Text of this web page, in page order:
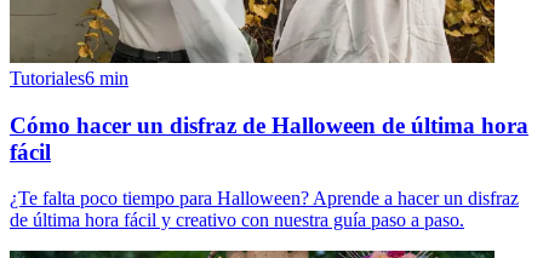
Tutoriales6 min
Cómo hacer un disfraz de Halloween de última hora
fácil
¿Te falta poco tiempo para Halloween? Aprende a hacer un disfraz
de última hora fácil y creativo con nuestra guía paso a paso.